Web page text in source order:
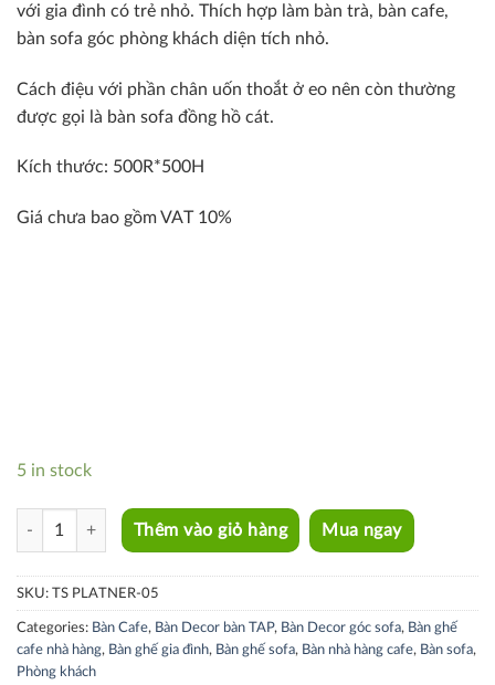
với gia đình có trẻ nhỏ. Thích hợp làm bàn trà, bàn cafe,
bàn sofa góc phòng khách diện tích nhỏ.
Cách điệu với phần chân uốn thoắt ở eo nên còn thường
được gọi là bàn sofa đồng hồ cát.
Kích thước: 500R*500H
Giá chưa bao gồm VAT 10%
5 in stock
TS PLATNER -05 quantity
Thêm vào giỏ hàng Mua ngay
SKU: TS PLATNER-05
Categories: Bàn Cafe, Bàn Decor bàn TAP, Bàn Decor góc sofa, Bàn ghế
cafe nhà hàng, Bàn ghế gia đình, Bàn ghế sofa, Bàn nhà hàng cafe, Bàn sofa,
Phòng khách